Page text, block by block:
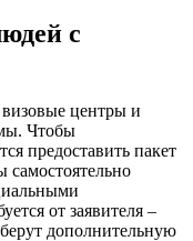
с
центры и
Чтобы
предоставить пакет
от заявителя –
дополнительную